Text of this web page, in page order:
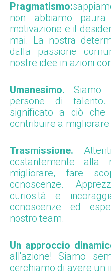
Pragmatismo:
non abbiamo
motivazione e il
mai. La nostra
dalla passione
nostre idee in azioni
Umanesimo. Siamo
persone di
significato a ciò che
contribuire a
Trasmissione.
costantemente
migliorare, fare
conoscenze.
curiosità e
conoscenze ed
nostro team.
Un approccio
all'azione! Siamo
cerchiamo di avere un